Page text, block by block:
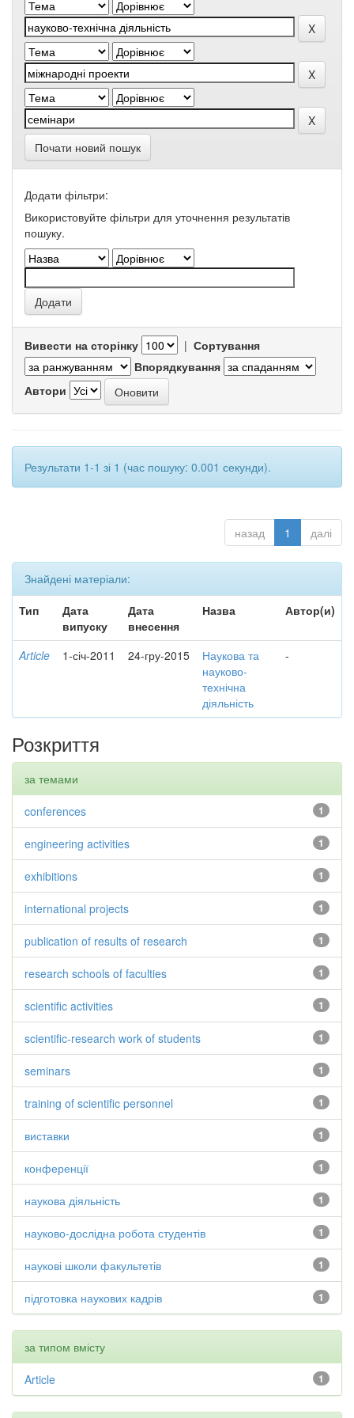
Почати новий пошук
Додати фільтри:
Використовуйте фільтри для уточнення результатів
пошуку.
Вивести на сторінку | Сортування
Впорядкування
Автори
Результати 1-1 зі 1 (час пошуку: 0.001 секунди).
назад 1 далі
Знайдені матеріали:
Тип
Дата
випуску
Дата
внесення
Назва Автор(и)
Article 1-січ-2011 24-гру-2015
Наукова та
науково-
технічна
діяльність
-
Розкриття
за темами
1
conferences
1
engineering activities
1
exhibitions
1
international projects
1
publication of results of research
1
research schools of faculties
1
scientific activities
1
scientific-research work of students
1
seminars
1
training of scientific personnel
1
виставки
1
конференції
1
наукова діяльність
1
науково-дослідна робота студентів
1
наукові школи факультетів
1
підготовка наукових кадрів
за типом вмісту
1
Article